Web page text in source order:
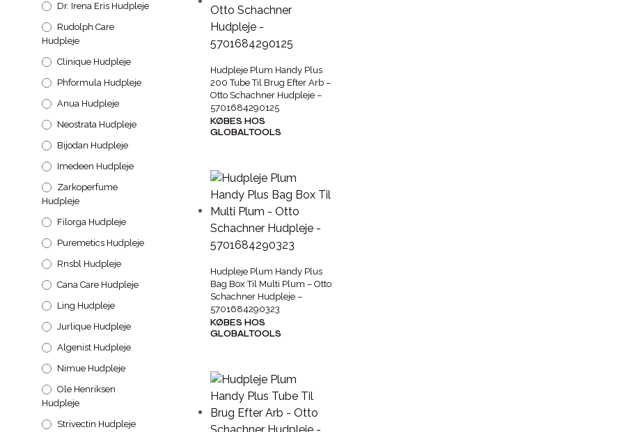
Dr. Irena Eris Hudpleje
Rudolph Care
Hudpleje
Clinique Hudpleje
Phformula Hudpleje
Anua Hudpleje
Neostrata Hudpleje
Bijodan Hudpleje
Imedeen Hudpleje
Zarkoperfume
Hudpleje
Filorga Hudpleje
Puremetics Hudpleje
Rnsbl Hudpleje
Cana Care Hudpleje
Ling Hudpleje
Jurlique Hudpleje
Algenist Hudpleje
Nimue Hudpleje
Ole Henriksen
Hudpleje
Strivectin Hudpleje
Hudpleje Plum Handy Plus
200 Tube Til Brug Efter Arb –
Otto Schachner Hudpleje –
5701684290125
KØBES HOS
GLOBALTOOLS
Hudpleje Plum Handy Plus
Bag Box Til Multi Plum – Otto
Schachner Hudpleje –
5701684290323
KØBES HOS
GLOBALTOOLS